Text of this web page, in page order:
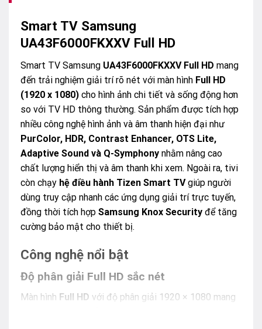
Smart TV Samsung
UA43F6000FKXXV Full HD
Smart TV Samsung UA43F6000FKXXV Full HD mang
đến trải nghiệm giải trí rõ nét với màn hình Full HD
(1920 x 1080) cho hình ảnh chi tiết và sống động hơn
so với TV HD thông thường. Sản phẩm được tích hợp
nhiều công nghệ hình ảnh và âm thanh hiện đại như
PurColor, HDR, Contrast Enhancer, OTS Lite,
Adaptive Sound và Q-Symphony nhằm nâng cao
chất lượng hiển thị và âm thanh khi xem. Ngoài ra, tivi
còn chạy hệ điều hành Tizen Smart TVgiúp người
dùng truy cập nhanh các ứng dụng giải trí trực tuyến,
đồng thời tích hợp Samsung Knox Security để tăng
cường bảo mật cho thiết bị.
Công nghệ nổi bật
Độ phân giải Full HD sắc nét
Màn hình Full HD với độ phân giải 1920 × 1080 mang